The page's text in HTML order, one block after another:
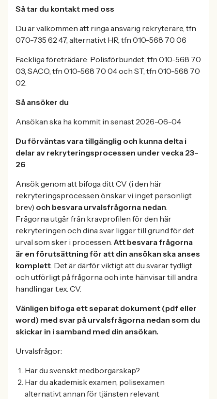
Så tar du kontakt med oss
Du är välkommen att ringa ansvarig rekryterare, tfn
070-735 62 47, alternativt HR, tfn 010-568 70 06
Fackliga företrädare: Polisförbundet, tfn 010-568 70
03, SACO, tfn 010-568 70 04 och ST, tfn 010-568 70
02.
Så ansöker du
Ansökan ska ha kommit in senast 2026-06-04
Du förväntas vara tillgänglig och kunna delta i
delar av rekryteringsprocessen under vecka 23–
26
Ansök genom att bifoga ditt CV (i den här
rekryteringsprocessen önskar vi inget personligt
brev) och besvara urvalsfrågorna nedan.
Frågorna utgår från kravprofilen för den här
rekryteringen och dina svar ligger till grund för det
urval som sker i processen. Att besvara frågorna
är en förutsättning för att din ansökan ska anses
komplett. Det är därför viktigt att du svarar tydligt
och utförligt på frågorna och inte hänvisar till andra
handlingar t.ex. CV.
Vänligen bifoga ett separat dokument (pdf eller
word) med svar på urvalsfrågorna nedan som du
skickar in i samband med din ansökan.
Urvalsfrågor:
Har du svenskt medborgarskap?
Har du akademisk examen, polisexamen
alternativt annan för tjänsten relevant